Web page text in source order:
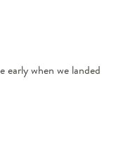
early when we landed